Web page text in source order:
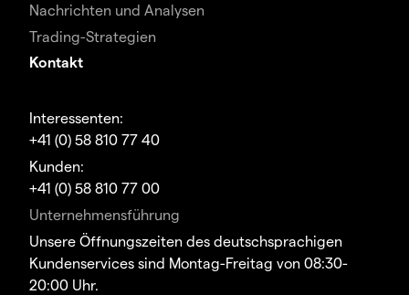
Nachrichten und Analysen
Trading-Strategien
Kontakt
Interessenten:
+41 (0) 58 810 77 40
Kunden:
+41 (0) 58 810 77 00
Unternehmensführung
Unsere Öffnungszeiten des deutschsprachigen
Kundenservices sind Montag-Freitag von 08:30-
20:00 Uhr.